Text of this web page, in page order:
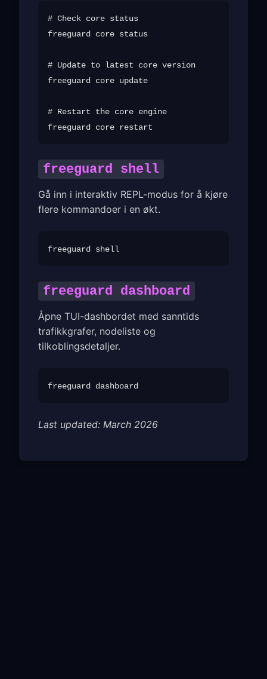
# Check core status
freeguard core status
# Update to latest core version
freeguard core update
# Restart the core engine
freeguard shell
Gå inn i interaktiv REPL-modus for å kjøre
flere kommandoer i en økt.
freeguard dashboard
Åpne TUI-dashbordet med sanntids
trafikkgrafer, nodeliste og
tilkoblingsdetaljer.
Last updated: March 2026